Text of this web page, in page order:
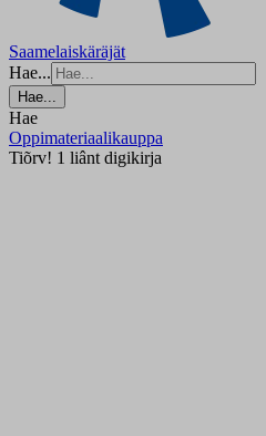
Saamelaiskäräjät
Hae...
Hae...
Hae
Oppimateriaalikauppa
Tiõrv! 1 liânt digikirja